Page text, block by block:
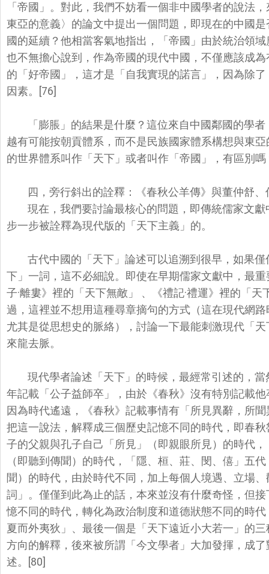
「帝國」。對此，我們不妨看一個非中國學者的說法，
東亞的意義〉 的論文中提出一個問題，即現在的中國
國的延續？他相當客氣地指出，「帝國」 由於統治領
也不無擔心說到，作為帝國的現代中國， 不僅應該成
的「 好帝國」，這才是「自我實現的諾言」，因為除了
因素。[76]
「膨脹」的結果是什麼？這位來自中國鄰國的學者
越有可能按朝貢體系， 而不是民族國家體系構想與東
的世界體系叫作「天下」或者叫作「帝國」， 有區別嗎
四，旁行斜出的詮釋：《春秋公羊傳》與董仲舒
現在，我們要討論最核心的問題，即傳統儒家文
步一步被詮釋為現代版的「天下主義」 的。
古代中國的「天下」論述可以追溯到很早，如果
下」一詞，這不必細說。 即使在早期儒家文獻中，最
子·離婁》裡的「天下無敵」 、《禮記·禮運》裡的「
過，這裡並不想用這種尋章摘句的方式（這在現代網
尤其是從思想史的脈絡），討論一下最能刺激現代「天
來龍去脈。
現代學者論述「天下」的時候，最經常引述的，當
年記載「公子益師卒」， 由於《春秋》沒有特別記載
因為時代遙遠，《春秋》記載事情有「 所見異辭，所
把這一說法，解釋成三個歷史記憶不同的時代， 即春
子的父親與孔子自己「所見」（即親眼所見）的時代，
（即聽到傳聞）的時代，
「隱、桓、莊、閔、僖」五
聞）的時代，由於時代不同，加上每個人境遇、立場、
詞」。僅僅到此為止的話， 本來並沒有什麼奇怪，但
憶不同的時代， 轉化為政治制度和道德狀態不同的時
夏而外夷狄」、最後一個是「天下遠近小大若一」 的三
方向的解釋， 後來被所謂「今文學者」大加發揮，成
述。[80]